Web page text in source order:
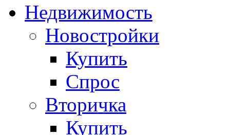
Недвижимость
Новостройки
Купить
Спрос
Вторичка
Купить